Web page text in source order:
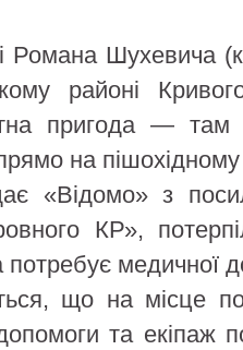
Романа Шухевича
районі
пригода — там
на пішохідному
«Відомо» з
КР»,
потребує медичної
що на місце
та екіпаж